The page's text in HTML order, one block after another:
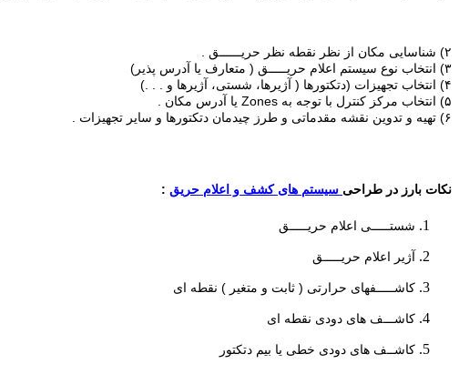
۲) ﺷﻨﺎﺳﺎﯾﯽ ﻣﮑﺎن از ﻧﻈﺮ ﻧﻘﻄﻪ ﻧﻈﺮ ﺣﺮﯾــــــﻖ .
۳) اﻧﺘﺨﺎب ﻧﻮع ﺳﯿﺴﺘﻢ اﻋﻼم ﺣﺮﯾـــــﻖ ( ﻣﺘﻌﺎرف ﯾﺎ آدرس ﭘﺬﯾﺮ)
۴) اﻧﺘﺨﺎب ﺗﺠﻬﯿﺰات (دﺗﮑﺘﻮرﻫﺎ ( آژﯾﺮﻫﺎ، ﺷﺴﺘﯽ، آژیرﻫﺎ و . . .)
۵) اﻧﺘﺨﺎب ﻣﺮﮐﺰ ﮐﻨﺘﺮل ﺑﺎ ﺗﻮﺟﻪ ﺑﻪ Zones ﯾﺎ آدرس ﻣﮑﺎن .
۶) ﺗﻬﯿﻪ و ﺗﺪوﯾﻦ ﻧﻘﺸﻪ ﻣﻘﺪﻣﺎﺗﯽ و ﻃﺮز ﭼﯿﺪﻣﺎن دﺗﮑﺘﻮرﻫﺎ و ﺳﺎﯾﺮ ﺗﺠﻬﯿﺰات .
ﻧﮑﺎت ﺑﺎرز در ﻃﺮاﺣﯽ سیستم های کشف و اعلام حریق :
ﺷﺴﺘـــــﯽ اﻋﻼم ﺣﺮﯾـــــﻖ
آژﯾﺮ اﻋﻼم ﺣﺮﯾـــــﻖ
ﮐﺎﺷـــــﻔﻬﺎی ﺣﺮارﺗﯽ ( ﺛﺎﺑﺖ و ﻣﺘﻐﯿﺮ ) ﻧﻘﻄﻪ ای
ﮐﺎﺷـــﻒ ﻫﺎی دودی ﻧﻘﻄﻪ ای
ﮐﺎﺷــﻒ ﻫﺎی دودی ﺧﻄﯽ ﯾﺎ ﺑﯿﻢ دﺗﮑﺘﻮر